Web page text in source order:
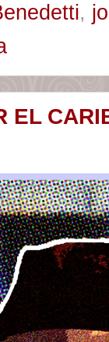
,
EL